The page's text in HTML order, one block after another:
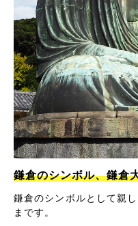
鎌倉のシンボル、鎌倉
鎌倉のシンボルとして親
まです。